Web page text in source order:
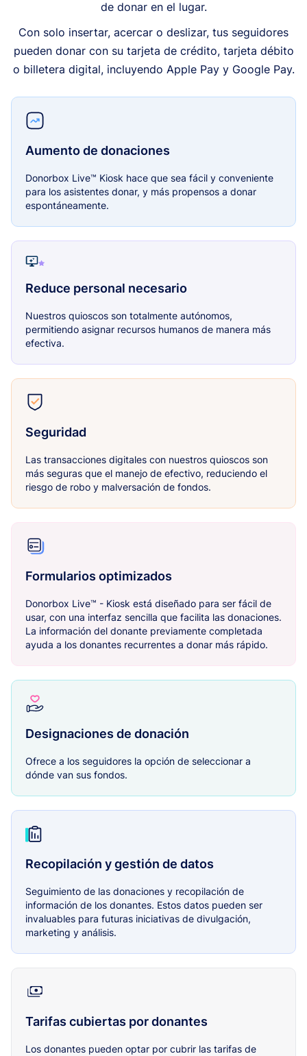
de donar en el lugar.
Con solo insertar, acercar o deslizar, tus seguidores
pueden donar con su tarjeta de crédito, tarjeta débito
o billetera digital, incluyendo Apple Pay y Google Pay.
Aumento de donaciones
Donorbox Live™ Kiosk hace que sea fácil y conveniente
para los asistentes donar, y más propensos a donar
espontáneamente.
Reduce personal necesario
Nuestros quioscos son totalmente autónomos,
permitiendo asignar recursos humanos de manera más
efectiva.
Seguridad
Las transacciones digitales con nuestros quioscos son
más seguras que el manejo de efectivo, reduciendo el
riesgo de robo y malversación de fondos.
Formularios optimizados
Donorbox Live™ - Kiosk está diseñado para ser fácil de
usar, con una interfaz sencilla que facilita las donaciones.
La información del donante previamente completada
ayuda a los donantes recurrentes a donar más rápido.
Designaciones de donación
Ofrece a los seguidores la opción de seleccionar a
dónde van sus fondos.
Recopilación y gestión de datos
Seguimiento de las donaciones y recopilación de
información de los donantes. Estos datos pueden ser
invaluables para futuras iniciativas de divulgación,
marketing y análisis.
Tarifas cubiertas por donantes
Los donantes pueden optar por cubrir las tarifas de